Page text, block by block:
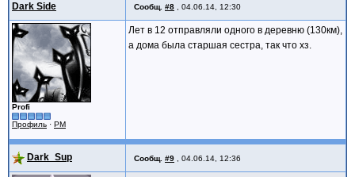
Dark Side Сообщ. #8 04.06.14, 12:30
Profi
Профиль · PM
Лет в 12 отправляли одного в деревню (130км),
а дома была старшая сестра, так что хз.
Dark_Sup Сообщ. #9 04.06.14, 12:36